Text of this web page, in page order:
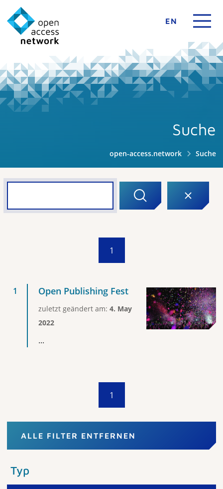
EN
Suche
open-access.network Suche
1
Open Publishing Fest
zuletzt geändert am: 4. May
2022
...
1
ALLE FILTER ENTFERNEN
Typ